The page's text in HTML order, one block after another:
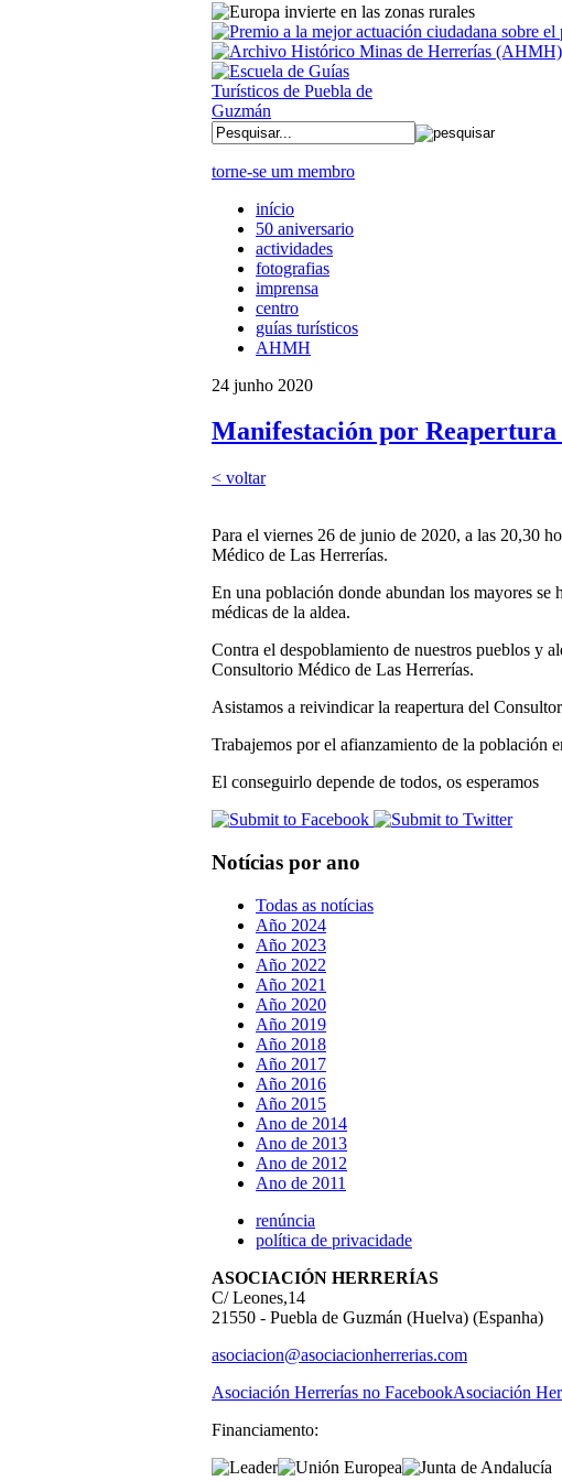
torne-se um membro
início
50 aniversario
actividades
fotografias
imprensa
centro
guías turísticos
AHMH
24 junho 2020
Manifestación por
< voltar
Para el viernes 26 de junio de 2020, a las 20,30
Médico de Las Herrerías.
En una población donde abundan los mayores se
médicas de la aldea.
Contra el despoblamiento de nuestros pueblos y
Consultorio Médico de Las Herrerías.
Asistamos a reivindicar la reapertura del
Trabajemos por el afianzamiento de la población
El conseguirlo depende de todos, os esperamos
Notícias por ano
Todas as notícias
Año 2024
Año 2023
Año 2022
Año 2021
Año 2020
Año 2019
Año 2018
Año 2017
Año 2016
Año 2015
Ano de 2014
Ano de 2013
Ano de 2012
Ano de 2011
renúncia
política de privacidade
ASOCIACIÓN HERRERÍAS
C/ Leones,14
21550 - Puebla de Guzmán (Huelva) (Espanha)
asociacion@asociacionherrerias.com
Asociación Herrerías no FacebookAsociación
Financiamento: